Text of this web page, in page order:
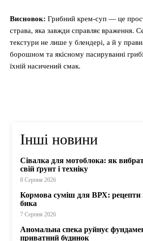
Висновок: Грибний крем-суп — це
страва, яка завжди справляє враження.
текстури не лише у блендері, а й у
борошном та якісному пасируванні
їхній насичений смак.
Інші новини
Сівалка для мотоблока: як
свій ґрунт і техніку
8 Серпня 2026
Кормова суміш для ВРХ: рецепти
бика
7 Серпня 2026
Аномальна спека руйнує
приватний будинок